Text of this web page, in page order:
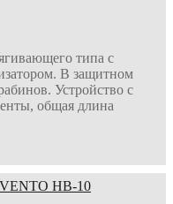
типа с
В защитном
Устройство с
общая длина